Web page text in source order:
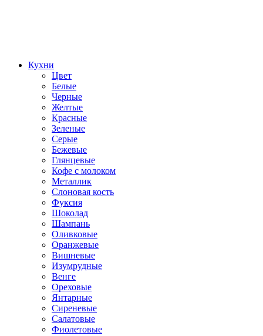
Кухни
Цвет
Белые
Черные
Желтые
Красные
Зеленые
Серые
Бежевые
Глянцевые
Кофе с молоком
Металлик
Слоновая кость
Фуксия
Шоколад
Шампань
Оливковые
Оранжевые
Вишневые
Изумрудные
Венге
Ореховые
Янтарные
Сиреневые
Салатовые
Фиолетовые